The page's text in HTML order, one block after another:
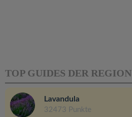
TOP GUIDES DER REGION
Lavandula
32473 Punkte